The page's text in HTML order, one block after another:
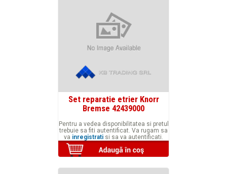
Set reparatie etrier Knorr
Bremse 42439000
Pentru a vedea disponibilitatea si pretul
trebuie sa fiti autentificat. Va rugam sa
va inregistrati si sa va autentificati.